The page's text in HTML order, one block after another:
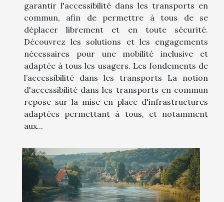
garantir l'accessibilité dans les transports en
commun, afin de permettre à tous de se
déplacer librement et en toute sécurité.
Découvrez les solutions et les engagements
nécessaires pour une mobilité inclusive et
adaptée à tous les usagers. Les fondements de
l’accessibilité dans les transports La notion
d'accessibilité dans les transports en commun
repose sur la mise en place d'infrastructures
adaptées permettant à tous, et notamment
aux...